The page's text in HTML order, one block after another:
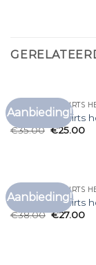
Aanbieding!
GRAPPIGE T SHIRTS
grappige t shirts
€35.00 €25.00
Aanbieding!
GRAPPIGE T SHIRTS
grappige t shirts
€38.00 €27.00